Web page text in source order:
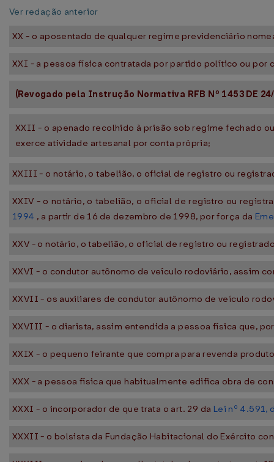
Ver redação anterior
XX - o aposentado de qualquer regime previdenciário
XXI - a pessoa física contratada por partido político ou por
(Revogado pela Instrução Normativa RFB Nº 1453 DE
XXII - o apenado recolhido à prisão sob regime fechado
exerce atividade artesanal por conta própria;
XXIII - o notário, o tabelião, o oficial de registro ou
XXIV - o notário, o tabelião, o oficial de registro ou
1994 , a partir de 16 de dezembro de 1998, por força da
XXV - o notário, o tabelião, o oficial de registro ou
XXVI - o condutor autônomo de veículo rodoviário, assim
XXVII - os auxiliares de condutor autônomo de veículo
XXVIII - o diarista, assim entendida a pessoa física que,
XXIX - o pequeno feirante que compra para revenda
XXX - a pessoa física que habitualmente edifica obra de
XXXI - o incorporador de que trata o art. 29 da Lei nº 4.591,
XXXII - o bolsista da Fundação Habitacional do Exército